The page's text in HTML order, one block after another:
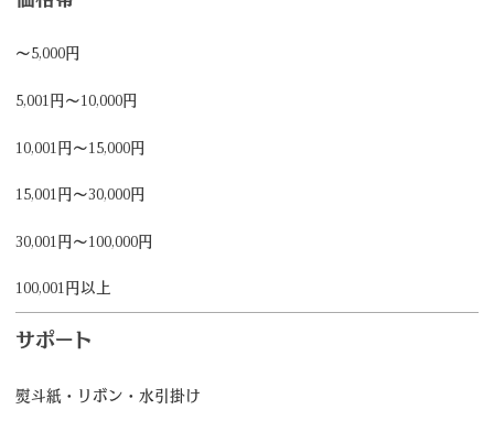
～5,000円
5,001円～10,000円
10,001円～15,000円
15,001円～30,000円
30,001円～100,000円
100,001円以上
サポート
熨斗紙・リボン・水引掛け